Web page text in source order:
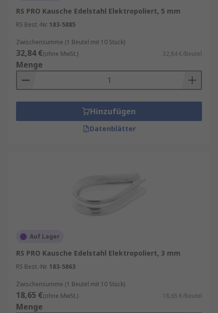
RS PRO Kausche Edelstahl Elektropoliert, 5 mm
RS Best.-Nr. 183-5885
Zwischensumme (1 Beutel mit 10 Stück)
32,84 €(ohne MwSt.) 32,84 €/Beutel
Menge
Hinzufügen
Datenblätter
Auf Lager
RS PRO Kausche Edelstahl Elektropoliert, 3 mm
RS Best.-Nr. 183-5863
Zwischensumme (1 Beutel mit 10 Stück)
18,65 €(ohne MwSt.) 18,65 €/Beutel
Menge